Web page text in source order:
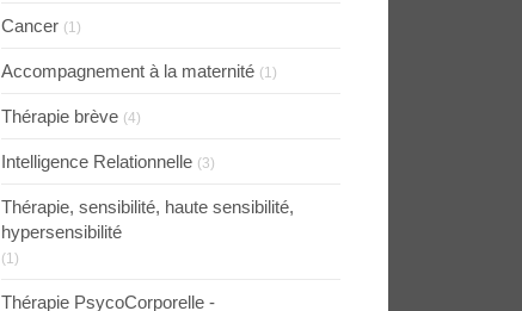
Cancer (1)
Accompagnement à la maternité (1)
Thérapie brève (4)
Intelligence Relationnelle (3)
Thérapie, sensibilité, haute sensibilité,
hypersensibilité
(1)
Thérapie PsycoCorporelle -